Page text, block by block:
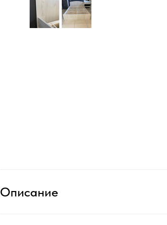
Описание